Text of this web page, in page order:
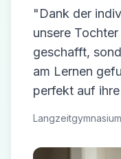
"Dank der
unsere
geschafft,
am Lernen
perfekt auf